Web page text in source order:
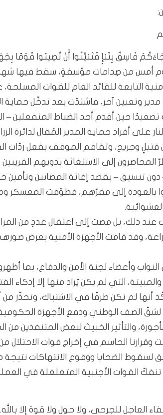
جَاءَكُمْ فَاسِقٌ بِنَبَإٍ فَتَبَيَّنُوا أَنْ تُصِيبُوا
أمس من صِدامات مؤسفةٍ، سقط فيها
التابعة للقائد العام للقوات
وتعيين آخر، فاشتدّت بعد تدخّل حماية
تصعيدًا حين أقدم أحد الضباط المنفعلين
على أفراد حماية المدير المُقال
وجريح، وتفاقم الموقف بفعل ردّات
المحاصرون إلى الاستغاثة بذويهم
تنسيق – بقصد إغاثة المصابين وتأمين
بالعودة إلى مقرّهم، فطوّقت المعسكر
العشوائية.
ذلك، بل مضت إلى اعتقال عددٍ من
وقد قامت الأجهزة الأمنية بعرض
النواب وأعضاء لجنة الأمن والدفاع،
التي لم يكن يُراد منها إلا إذكاء
أنها لم تكن طرفًا في الاشتباك، وتحذّر
الصف الوطني ودفع الأجهزة الحكومية
والتأثير الخبيث لبعض المتنفذين
وقرارنا الحاسم في إخراج قوات الاحتلال
لسقوط الضحايا ووقوع الانتهاكات
لا تنفكّ القوات الأجنبية المتغلغلة في
العاجل للجرحى، ولا حول ولا قوة إلا بالله.